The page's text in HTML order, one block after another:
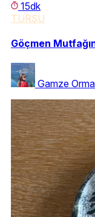
15dk
TURŞU
Göçmen
Gamze